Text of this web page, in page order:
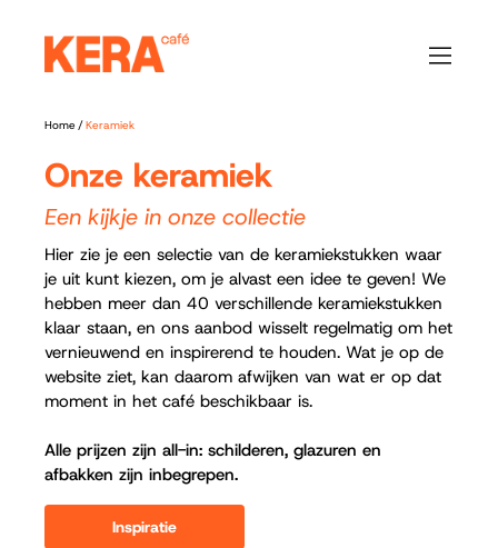
Home/Keramiek
Onze keramiek
Een kijkje in onze collectie
Hier zie je een selectie van de keramiekstukken waar
je uit kunt kiezen, om je alvast een idee te geven! We
hebben meer dan 40 verschillende keramiekstukken
klaar staan, en ons aanbod wisselt regelmatig om het
vernieuwend en inspirerend te houden. Wat je op de
website ziet, kan daarom afwijken van wat er op dat
moment in het café beschikbaar is.​
Alle prijzen zijn all-in: schilderen, glazuren en
afbakken zijn inbegrepen.
Inspiratie